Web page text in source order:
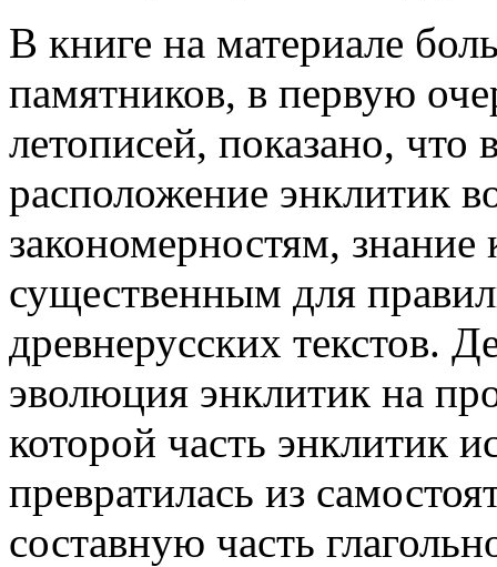
В книге на материале
памятников, в первую
летописей, показано, что
расположение энклитик
закономерностям, знание
существенным для
древнерусских текстов.
эволюция энклитик на
которой часть энклитик
превратилась из
составную часть